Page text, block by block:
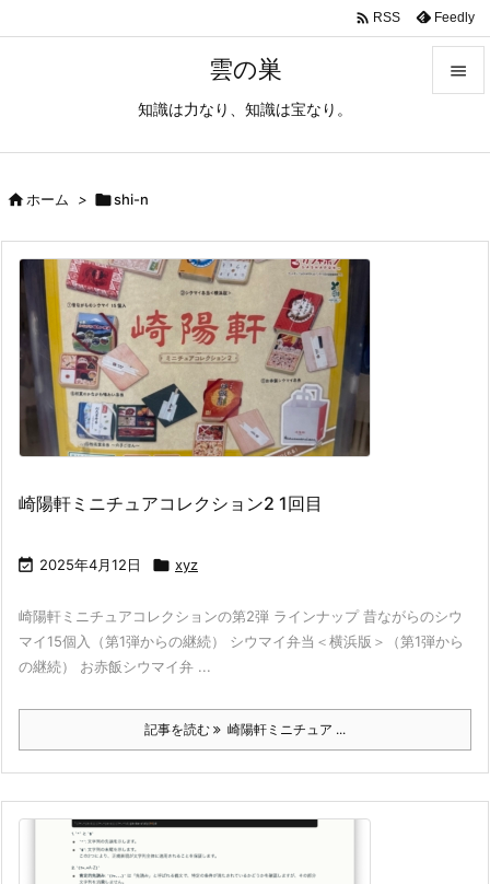
雲の巣
知識は力なり、知識は宝なり。

 RSS Feedly
ホーム > shi-n
崎陽軒ミニチュアコレクション2 1回目
 2025年4月12日  xyz
崎陽軒ミニチュアコレクションの第2弾 ラインナップ 昔ながらのシウ
マイ15個入（第1弾からの継続） シウマイ弁当＜横浜版＞（第1弾から
の継続） お赤飯シウマイ弁 ...
記事を読む 崎陽軒ミニチュア ...